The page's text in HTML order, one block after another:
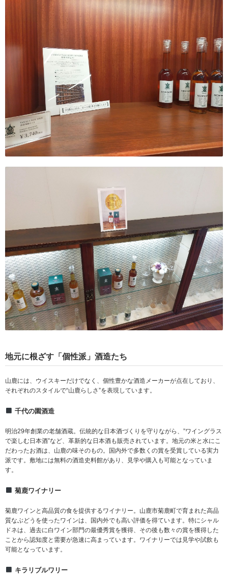
地元に根ざす「個性派」酒造たち
山鹿には、ウイスキーだけでなく、個性豊かな酒造メーカーが点在しており、
それぞれのスタイルで“山鹿らしさ”を表現しています。
千代の園酒造
明治29年創業の老舗酒蔵。伝統的な日本酒づくりを守りながら、”ワイングラス
で楽しむ日本酒”など、革新的な日本酒も販売されています。地元の米と水にこ
だわったお酒は、山鹿の味そのもの。国内外で多数くの賞を受賞している実力
派です。敷地には無料の酒造史料館があり、見学や購入も可能となっていま
す。
菊鹿ワイナリー
菊鹿ワインと高品質の食を提供するワイナリー。山鹿市菊鹿町で育まれた高品
質なぶどうを使ったワインは、国内外でも高い評価を得ています。特にシャル
ドネは、過去に白ワイン部門の最優秀賞を獲得、その後も数々の賞を獲得した
ことから認知度と需要が急速に高まっています。ワイナリーでは見学や試飲も
可能となっています。
キラリブルワリー